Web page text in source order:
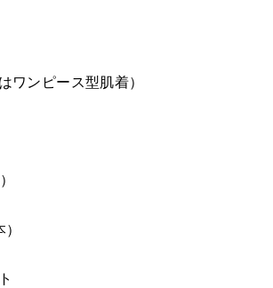
ワンピース型肌着）